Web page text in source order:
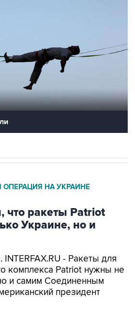
ОПЕРАЦИЯ НА УКРАИНЕ
что ракеты Patriot
Украине, но и
INTERFAX.RU - Ракеты для
комплекса Patriot нужны не
и самим Соединенным
президент